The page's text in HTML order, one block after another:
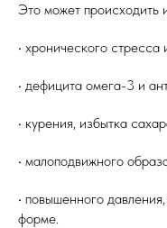
Это может происходить
• хронического
• дефицита омега-3 и
• курения, избытка
• малоподвижного
• повышенного
форме.